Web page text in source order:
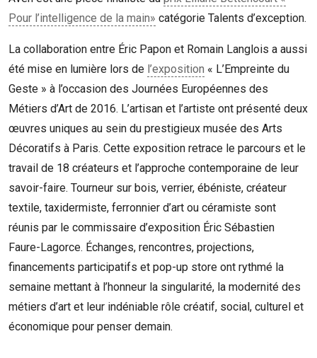
Pour l’intelligence de la main» catégorie Talents d’exception.
La collaboration entre Éric Papon et Romain Langlois a aussi
été mise en lumière lors de l’exposition « L’Empreinte du
Geste » à l’occasion des Journées Européennes des
Métiers d’Art de 2016. L’artisan et l’artiste ont présenté deux
œuvres uniques au sein du prestigieux musée des Arts
Décoratifs à Paris. Cette exposition retrace le parcours et le
travail de 18 créateurs et l’approche contemporaine de leur
savoir-faire. Tourneur sur bois, verrier, ébéniste, créateur
textile, taxidermiste, ferronnier d’art ou céramiste sont
réunis par le commissaire d’exposition Éric Sébastien
Faure-Lagorce. Échanges, rencontres, projections,
financements participatifs et pop-up store ont rythmé la
semaine mettant à l’honneur la singularité, la modernité des
métiers d’art et leur indéniable rôle créatif, social, culturel et
économique pour penser demain.